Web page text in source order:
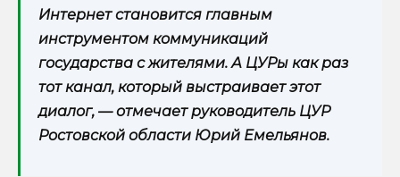
Интернет становится главным
инструментом коммуникаций
государства с жителями. А ЦУРы как раз
тот канал, который выстраивает этот
диалог, — отмечает руководитель ЦУР
Ростовской области Юрий Емельянов.